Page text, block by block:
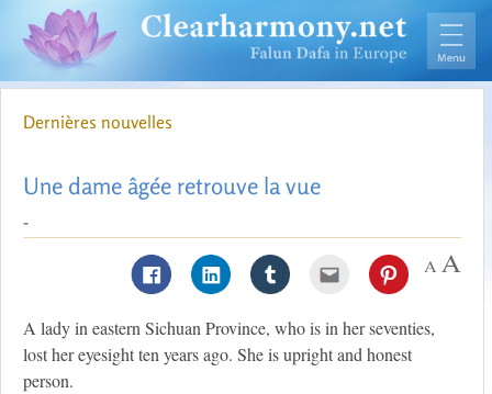
Dernières nouvelles
Une dame âgée retrouve la vue
-
A lady in eastern Sichuan Province, who is in her seventies,
lost her eyesight ten years ago. She is upright and honest
person.